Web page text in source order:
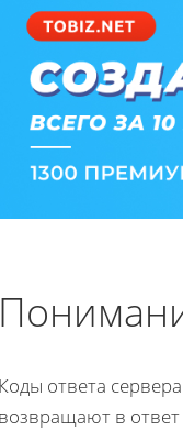
Коды ответа
возвращают в